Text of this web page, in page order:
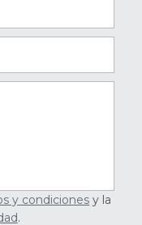
y condiciones y la
.